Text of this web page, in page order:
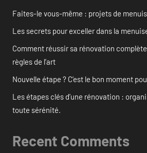
Faites-le vous-même : projets de
Les secrets pour exceller dans la
Comment réussir sa rénovation
règles de l’art
Nouvelle étape ? C’est le bon moment
Les étapes clés d’une rénovation :
toute sérénité.
Recent Comments